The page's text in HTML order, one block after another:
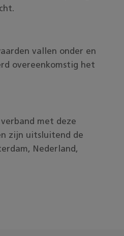
vallen onder en
overeenkomstig het
met deze
zijn uitsluitend de
Nederland,